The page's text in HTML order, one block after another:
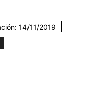
14/11/2019